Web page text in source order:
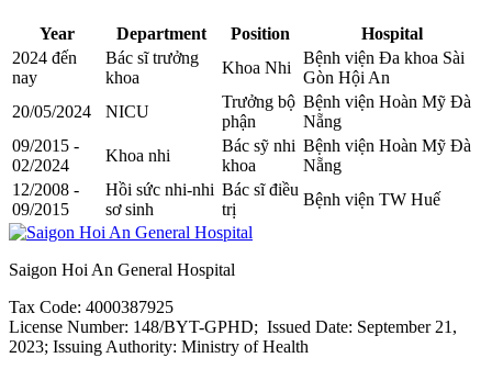
Year Department Position
Hospital
2024 đến
nay
Bác sĩ trưởng
khoa
Khoa Nhi
Bệnh viện Đa khoa Sài
Gòn Hội An
20/05/2024
NICU
Trưởng bộ
phận
Bệnh viện Hoàn Mỹ Đà
Nẵng
09/2015 -
02/2024
Khoa nhi
Bác sỹ nhi
khoa
Bệnh viện Hoàn Mỹ Đà
Nẵng
12/2008 -
09/2015
Hồi sức nhi-nhi
sơ sinh
Bác sĩ điều
trị
Bệnh viện TW Huế
Saigon Hoi An General Hospital
Tax Code: 4000387925
License Number: 148/BYT-GPHD; Issued Date: September 21,
2023; Issuing Authority: Ministry of Health